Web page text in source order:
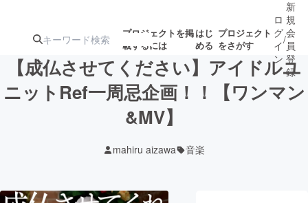
プロジェクトを掲
載するには
はじ
める
プロジェクト
をさがす
注目の新着プロ 募集終了が近いプ
ロ
グ
イ
ン
/
新
規
会
員
登
録
【成仏させてください】アイドルユ
ニットRef一周忌企画！！【ワンマン
&MV】
mahiru aizawa 音楽